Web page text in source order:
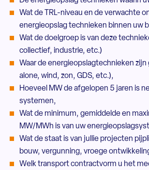
Wat de TRL-niveau en de verwachte
energieopslag technieken binnen uw
Wat de doelgroep is van deze
collectief, industrie, etc.)
Waar de energieopslagtechnieken
alone, wind, zon, GDS, etc.),
Hoeveel MW de afgelopen 5 jaren is
systemen,
Wat de minimum, gemiddelde en
MW/MWh is van uw
Wat de staat is van jullie projecten
bouw, vergunning, vroege
Welk transport contractvorm u het